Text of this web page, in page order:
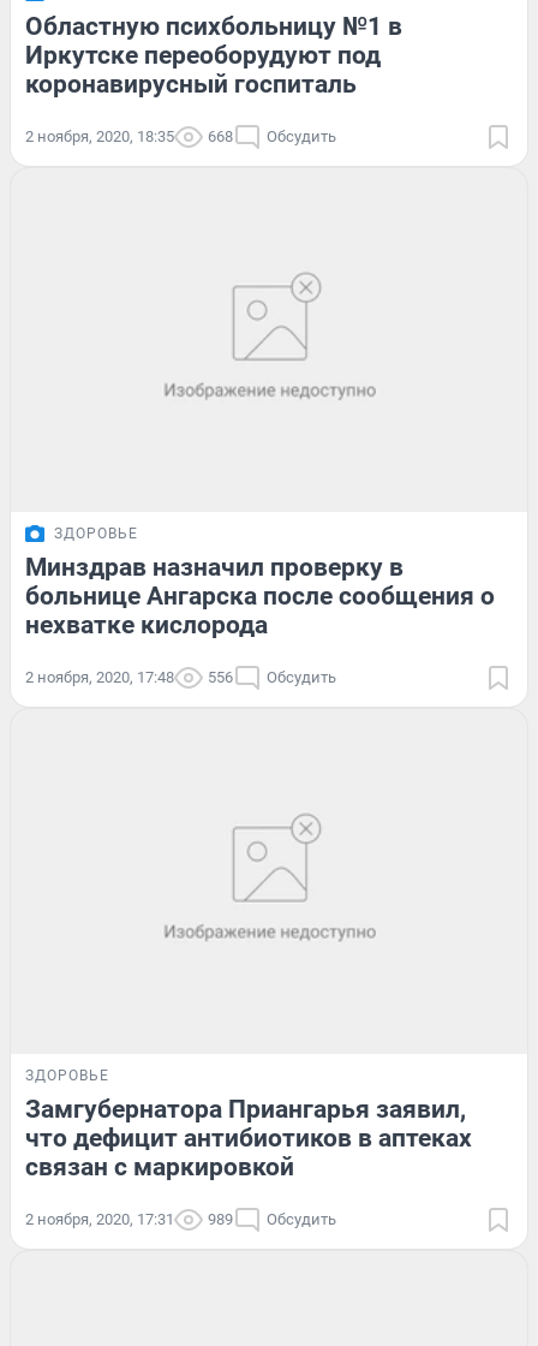
Областную психбольницу №1 в
Иркутске переоборудуют под
коронавирусный госпиталь
2 ноября, 2020, 18:35 668 Обсудить
ЗДОРОВЬЕ
Минздрав назначил проверку в
больнице Ангарска после сообщения о
нехватке кислорода
2 ноября, 2020, 17:48 556 Обсудить
ЗДОРОВЬЕ
Замгубернатора Приангарья заявил,
что дефицит антибиотиков в аптеках
связан с маркировкой
2 ноября, 2020, 17:31 989 Обсудить